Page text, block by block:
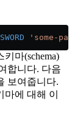
'some-
마(schema)
합니다. 다음
보여줍니다.
에 대해 이